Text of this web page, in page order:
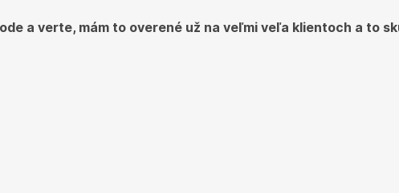
a verte, mám to overené už na veľmi veľa klientoch a to